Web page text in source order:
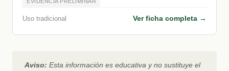
Uso tradicional Ver ficha completa →
Aviso: Esta información es educativa y no sustituye el